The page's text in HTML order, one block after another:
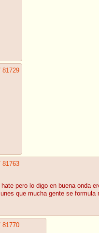
81729
81763
pero lo digo en buena onda
que mucha gente se
81770